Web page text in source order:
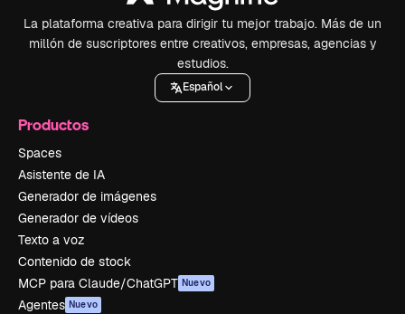
La plataforma creativa para dirigir tu mejor trabajo. Más de un
millón de suscriptores entre creativos, empresas, agencias y
estudios.
Español
Productos
Spaces
Asistente de IA
Generador de imágenes
Generador de vídeos
Texto a voz
Contenido de stock
MCP para Claude/ChatGPT Nuevo
Agentes Nuevo